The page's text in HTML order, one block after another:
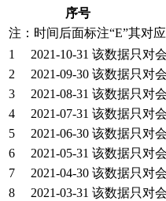
序号
注：时间后面标注“E”其对
1
2021-10-31 该数据只对
2
2021-09-30 该数据只对
3
2021-08-31 该数据只对
4
2021-07-31 该数据只对
5
2021-06-30 该数据只对
6
2021-05-31 该数据只对
7
2021-04-30 该数据只对
8
2021-03-31 该数据只对